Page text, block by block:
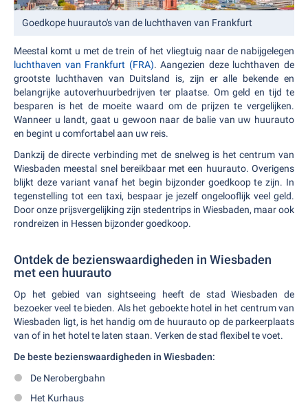
Goedkope huurauto's van de luchthaven van Frankfurt
Meestal komt u met de trein of het vliegtuig naar de nabijgelegen
luchthaven van Frankfurt (FRA). Aangezien deze luchthaven de
grootste luchthaven van Duitsland is, zijn er alle bekende en
belangrijke autoverhuurbedrijven ter plaatse. Om geld en tijd te
besparen is het de moeite waard om de prijzen te vergelijken.
Wanneer u landt, gaat u gewoon naar de balie van uw huurauto
en begint u comfortabel aan uw reis.
Dankzij de directe verbinding met de snelweg is het centrum van
Wiesbaden meestal snel bereikbaar met een huurauto. Overigens
blijkt deze variant vanaf het begin bijzonder goedkoop te zijn. In
tegenstelling tot een taxi, bespaar je jezelf ongelooflijk veel geld.
Door onze prijsvergelijking zijn stedentrips in Wiesbaden, maar ook
rondreizen in Hessen bijzonder goedkoop.
Ontdek de bezienswaardigheden in Wiesbaden
met een huurauto
Op het gebied van sightseeing heeft de stad Wiesbaden de
bezoeker veel te bieden. Als het geboekte hotel in het centrum van
Wiesbaden ligt, is het handig om de huurauto op de parkeerplaats
van of in het hotel te laten staan. Verken de stad flexibel te voet.
De beste bezienswaardigheden in Wiesbaden:
De Nerobergbahn
Het Kurhaus